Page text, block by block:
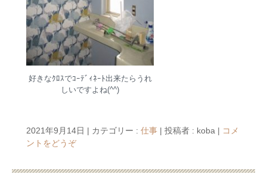
好きなｸﾛｽでｺｰﾃﾞｨﾈｰﾄ出来たらうれ
しいですよね(^^)
2021年9月14日 | カテゴリー :仕事 |投稿者 : koba | コメ
ントをどうぞ